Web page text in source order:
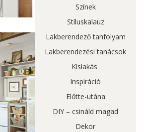
Színek
Stíluskalauz
Lakberendező tanfolyam
Lakberendezési tanácsok
Kislakás
Inspiráció
Előtte-utána
DIY – csináld magad
Dekor